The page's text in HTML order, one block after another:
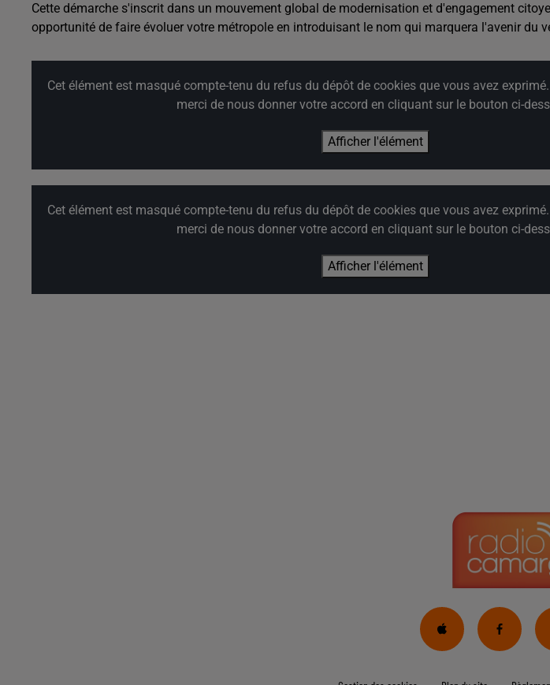
Cette démarche s'inscrit dans un mouvement global de modernisation et d'engagement
opportunité de faire évoluer votre métropole en introduisant le nom qui marquera l'avenir du
Cet élément est masqué compte-tenu du refus du dépôt de cookies que vous avez
merci de nous donner votre accord en cliquant sur le bouton ci-
Afficher l'élément
Cet élément est masqué compte-tenu du refus du dépôt de cookies que vous avez
merci de nous donner votre accord en cliquant sur le bouton ci-
Afficher l'élément